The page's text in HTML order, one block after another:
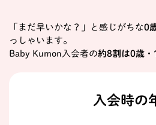
「まだ早いかな？」と感じがちな0
っしゃいます。
Baby Kumon入会者の約8割は0歳・
入会時の